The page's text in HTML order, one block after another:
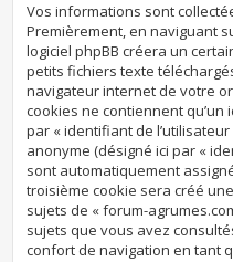
Vos informations sont
Premièrement, en naviguant
logiciel phpBB créera un
petits fichiers texte
navigateur internet de votre
cookies ne contiennent qu’un
par « identifiant de
anonyme (désigné ici par «
sont automatiquement
troisième cookie sera créé
sujets de « forum-
sujets que vous avez
confort de navigation en tant